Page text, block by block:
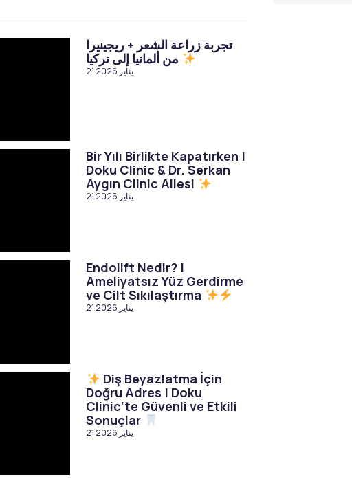
تجربة زراعة الشعر + ريجينيرا
21 يناير 2026
Bir Yılı Birlikte Kapatırken |
Doku Clinic & Dr. Serkan
Aygın Clinic Ailesi
21 يناير 2026
Endolift Nedir? |
Ameliyatsız Yüz Gerdirme
ve Cilt Sıkılaştırma
21 يناير 2026
Diş Beyazlatma İçin
Doğru Adres | Doku
Clinic’te Güvenli ve Etkili
Sonuçlar
21 يناير 2026